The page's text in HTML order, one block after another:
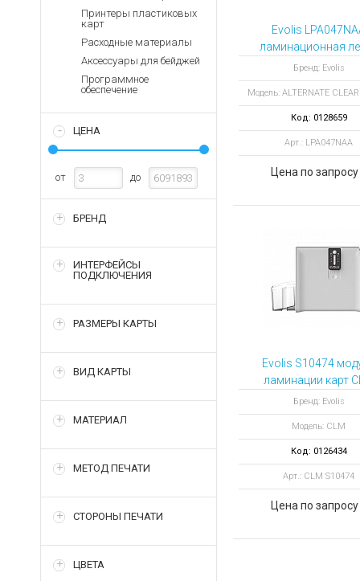
Терминалы
Архивные
товары
Зарядные устройства
Архивные товары
Принтеры пластиковых
карт
Расходные материалы
Аксессуары для бейджей
Программное
обеспечение
ЦЕНА
от до
БРЕНД
ИНТЕРФЕЙСЫ
ПОДКЛЮЧЕНИЯ
РАЗМЕРЫ КАРТЫ
ВИД КАРТЫ
МАТЕРИАЛ
МЕТОД ПЕЧАТИ
СТОРОНЫ ПЕЧАТИ
ЦВЕТА
Evolis
ламинационная
ALTERNATE
PATCH 1.0 MIL
отпечатков
Бренд: Evolis
Модель: ALTERNATE
Код: 0128659
Арт.: LPA047NAA
Цена по запросу
Evolis S10474
ламинации карт
для принтера
Бренд: Evolis
Модель: CLM
Код: 0126434
Арт.: CLM S10474
Цена по запросу